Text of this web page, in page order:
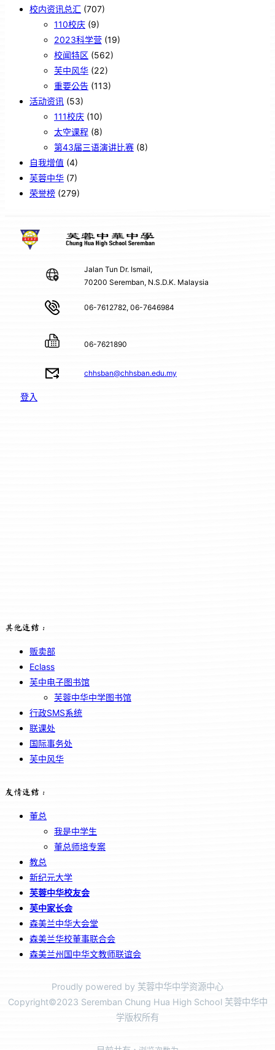
校内资讯总汇 (707)
110校庆 (9)
2023科学营 (19)
校闻特区 (562)
芙中风华 (22)
重要公告 (113)
活动资讯 (53)
111校庆 (10)
太空课程 (8)
第43届三语演讲比赛 (8)
自我增值 (4)
芙蓉中华 (7)
荣誉榜 (279)
Jalan Tun Dr. Ismail,
70200 Seremban, N.S.D.K. Malaysia
06-7612782, 06-7646984
06-7621890
chhsban@chhsban.edu.my
登入
其他连结：
贩卖部
Eclass
芙中电子图书馆
芙蓉中华中学图书馆
行政SMS系统
联课处
国际事务处
芙中风华
友情连结：
董总
我是中学生
董总师培专案
教总
新纪元大学
芙蓉中华校友会
芙中家长会
森美兰中华大会堂
森美兰华校董事联合会
森美兰州国中华文教师联谊会
Proudly powered by 芙蓉中华中学资源中心
Copyright©2023 Seremban Chung Hua High School 芙蓉中华中
学版权所有